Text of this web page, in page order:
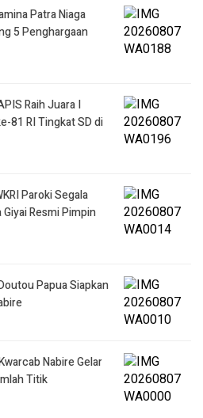
Patra Niaga
5 Penghargaan
Raih Juara I
81 RI Tingkat SD di
Paroki Segala
Resmi Pimpin
Papua Siapkan
Nabire Gelar
Titik